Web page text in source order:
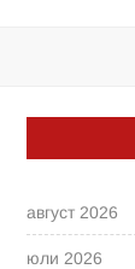
август 2026
юли 2026